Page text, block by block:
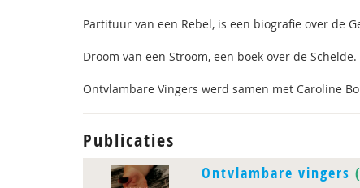
Partituur van een Rebel, is een biografie over
Droom van een Stroom, een boek over de Schelde.
Ontvlambare Vingers werd samen met Caroline
Publicaties
Ontvlambare vingers